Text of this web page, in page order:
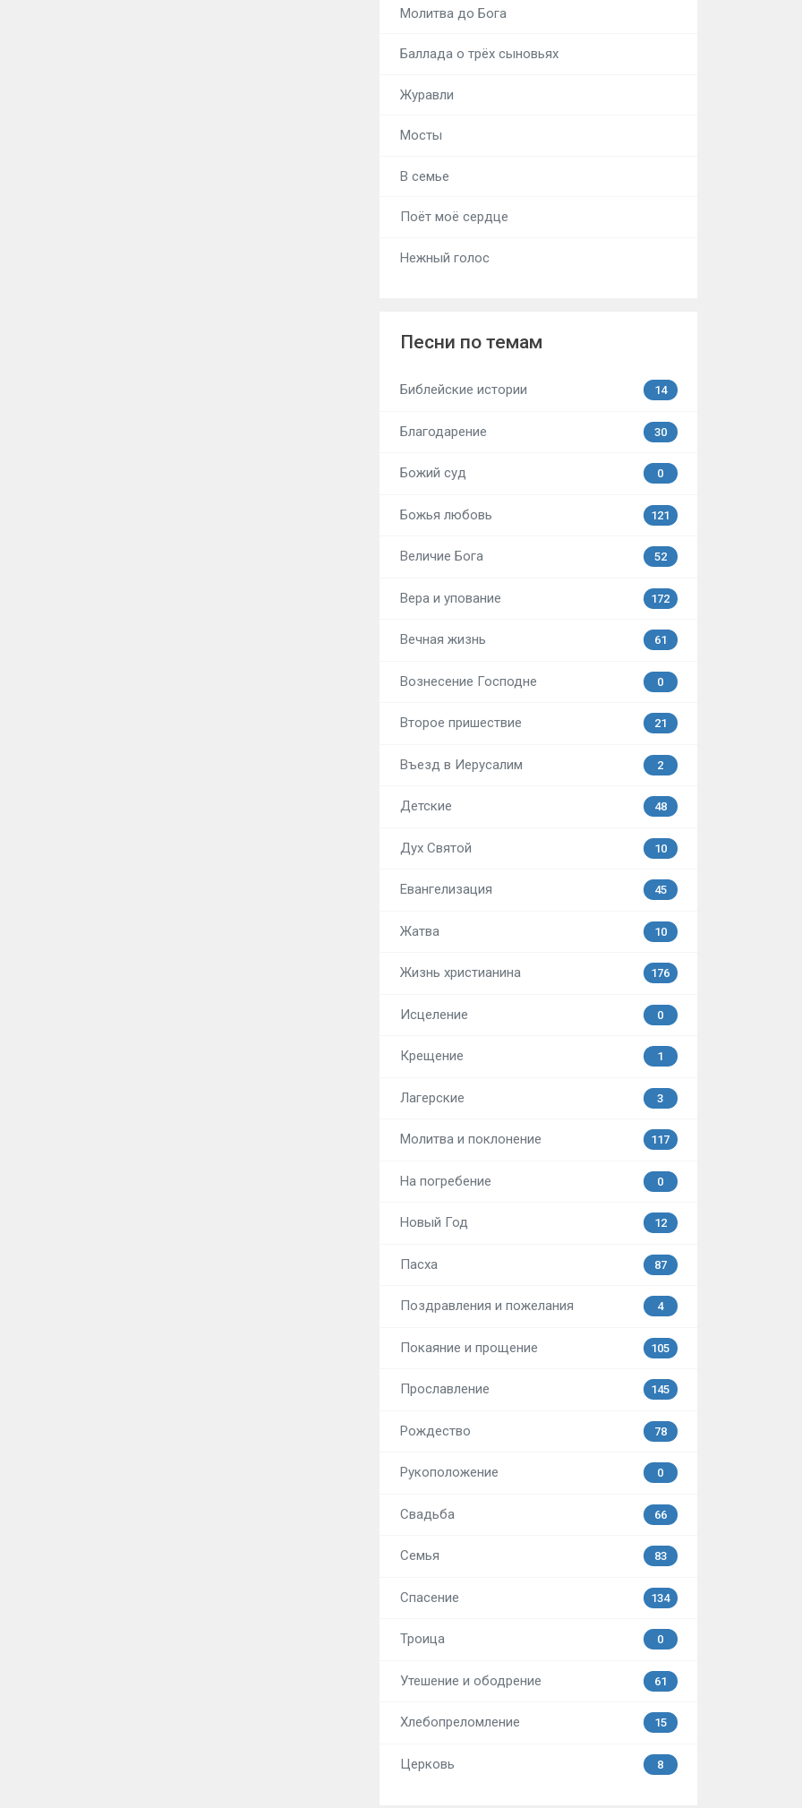
Молитва до Бога
Баллада о трёх сыновьях
Журавли
Мосты
В семье
Поёт моё сердце
Нежный голос
Песни по темам
Библейские истории 14
Благодарение 30
Божий суд 0
Божья любовь 121
Величие Бога 52
Вера и упование 172
Вечная жизнь 61
Вознесение Господне 0
Второе пришествие 21
Въезд в Иерусалим 2
Детские 48
Дух Святой 10
Евангелизация 45
Жатва 10
Жизнь христианина 176
Исцеление 0
Крещение 1
Лагерские 3
Молитва и поклонение 117
На погребение 0
Новый Год 12
Пасха 87
Поздравления и пожелания 4
Покаяние и прощение 105
Прославление 145
Рождество 78
Рукоположение 0
Свадьба 66
Семья 83
Спасение 134
Троица 0
Утешение и ободрение 61
Хлебопреломление 15
Церковь 8